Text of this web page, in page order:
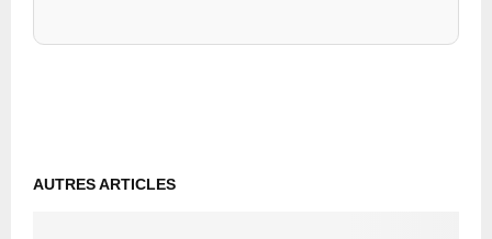
AUTRES ARTICLES